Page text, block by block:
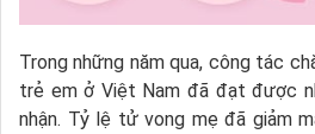
Trong những năm qua, công tác
trẻ em ở Việt Nam đã đạt được
nhận. Tỷ lệ tử vong mẹ đã giảm